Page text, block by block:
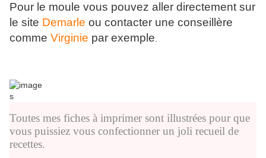
Pour le moule vous pouvez aller directement sur
le site Demarle ou contacter une conseillère
comme Virginie par exemple
Toutes mes fiches à imprimer sont illustrées pour que
vous puissiez vous confectionner un joli recueil de
recettes.